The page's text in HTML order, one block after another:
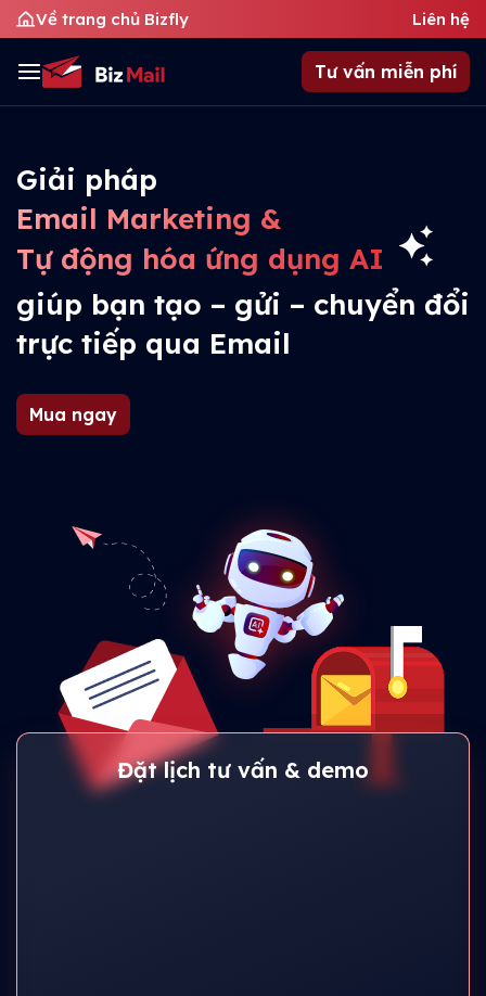
Về trang chủ Bizfly Liên hệ
Tư vấn miễn phí
Giải pháp
Email Marketing &
Tự động hóa ứng dụng AI
giúp bạn tạo – gửi – chuyển đổi
trực tiếp qua Email
Mua ngay
Đặt lịch tư vấn & demo